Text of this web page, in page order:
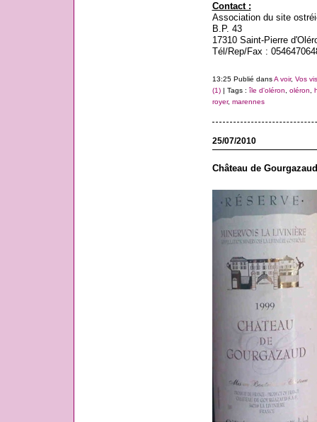
Contact :
Association du site
B.P. 43
17310 Saint-Pierre
Tél/Rep/Fax :
13:25 Publié dansA voir, Vos
(1)| Tags : île d'oléron oléron
royer, marennes
25/07/2010
Château de